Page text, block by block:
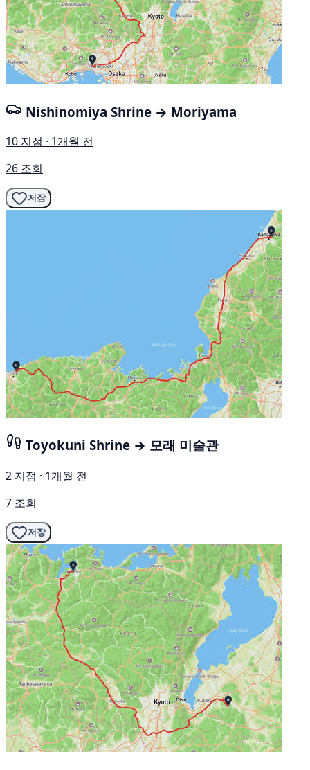
Nishinomiya Shrine → Moriyama
10 지점 · 1개월 전
26 조회
저장
Toyokuni Shrine → 모래 미술관
2 지점 · 1개월 전
7 조회
저장